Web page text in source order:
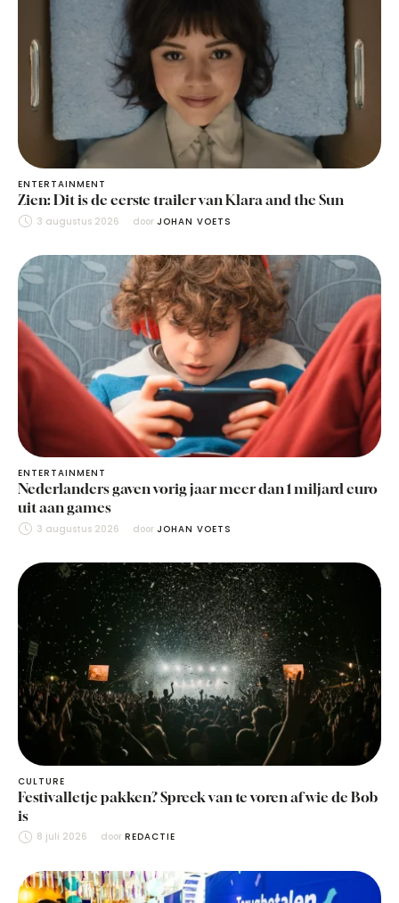
ENTERTAINMENT
Zien: Dit is de eerste trailer van Klara and the Sun
3 augustus 2026 door JOHAN VOETS
ENTERTAINMENT
Nederlanders gaven vorig jaar meer dan 1 miljard euro
uit aan games
3 augustus 2026 door JOHAN VOETS
CULTURE
Festivalletje pakken? Spreek van te voren af wie de Bob
is
8 juli 2026 door REDACTIE